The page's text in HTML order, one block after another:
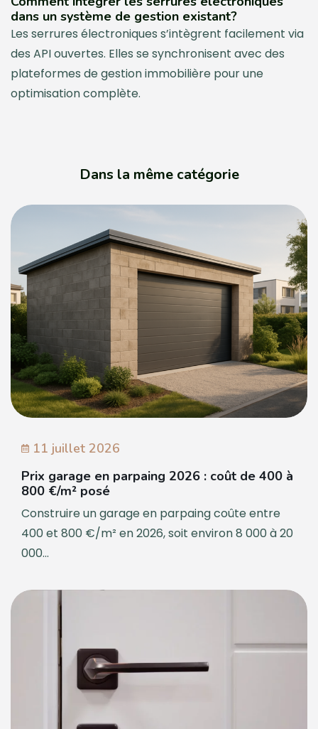
dans un système de gestion existant?
Les serrures électroniques s’intègrent facilement via
des API ouvertes. Elles se synchronisent avec des
plateformes de gestion immobilière pour une
optimisation complète.
Dans la même catégorie
11 juillet 2026
Prix garage en parpaing 2026 : coût de 400 à
800 €/m² posé
Construire un garage en parpaing coûte entre
400 et 800 €/m² en 2026, soit environ 8 000 à 20
000...